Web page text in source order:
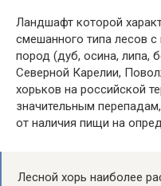
Ландшафт которой
смешанного типа лесов
пород (дуб, осина, липа,
Северной Карелии,
хорьков на российской
значительным
от наличия пищи на
Лесной хорь наиболее